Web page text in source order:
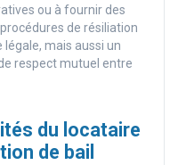
ou à fournir des
de résiliation
légale, mais aussi un
respect mutuel entre
du locataire
de bail